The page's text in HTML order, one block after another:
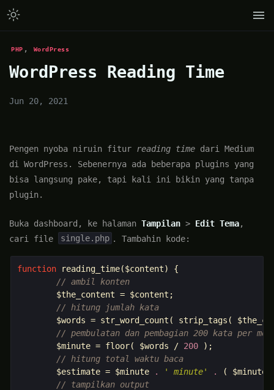
PHP , WordPress
WordPress Reading Time
Jun 20, 2021
Pengen nyoba niruin fitur reading time dari Medium
di WordPress. Sebenernya ada beberapa plugins yang
bisa langsung pake, tapi kali ini bikin yang tanpa
plugin.
Buka dashboard, ke halaman Tampilan > Edit Tema,
cari file
single.php . Tambahin kode:
function reading_time($content)
{
// ambil konten
$the_content = $content ;
// hitung jumlah kata
$words = str_word_count ( strip_tags (
// pembulatan dan pembagian 200 kata per
$minute = floor( $words / 200
);
// hitung total waktu baca
$estimate = $minute . ' minute' . ( $minute
// tampilkan output